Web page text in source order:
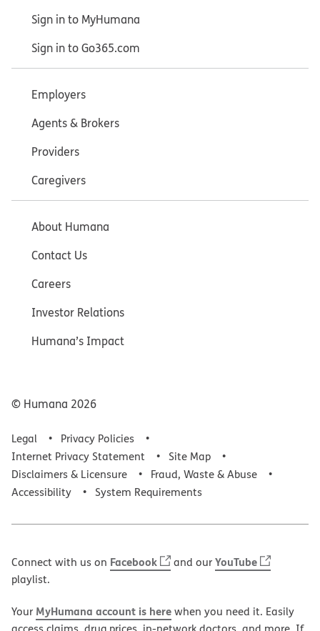
Sign in to MyHumana
Sign in to Go365.com
Employers
Agents & Brokers
Providers
Caregivers
About Humana
Contact Us
Careers
Investor Relations
Humana’s Impact
© Humana 2026
Legal
Privacy Policies
Internet Privacy Statement
Site Map
Disclaimers & Licensure
Fraud, Waste & Abuse
Accessibility
System Requirements
Connect with us on Facebook and ourYouTube
playlist.
Your MyHumana account is herewhen you need it. Easily